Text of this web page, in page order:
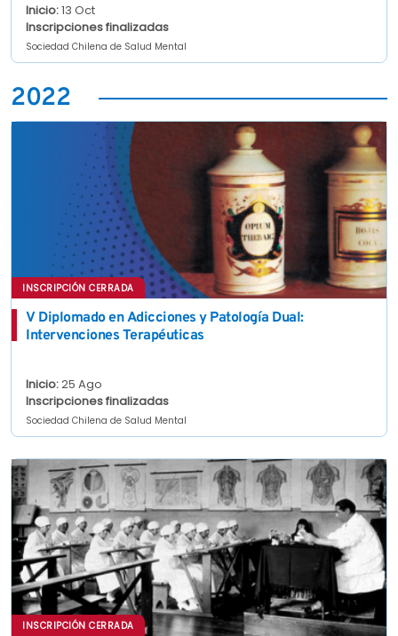
Inicio:13 Oct
Inscripciones finalizadas
Sociedad Chilena de Salud Mental
2022
INSCRIPCIÓN CERRADA
V Diplomado en Adicciones y Patología Dual:
Intervenciones Terapéuticas
Inicio:25 Ago
Inscripciones finalizadas
Sociedad Chilena de Salud Mental
INSCRIPCIÓN CERRADA